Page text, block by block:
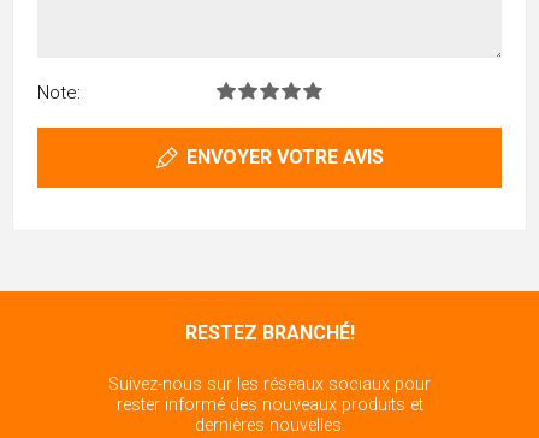
Note:
ENVOYER VOTRE AVIS
RESTEZ BRANCHÉ!
Suivez-nous sur les réseaux sociaux pour
rester informé des nouveaux produits et
dernières nouvelles.